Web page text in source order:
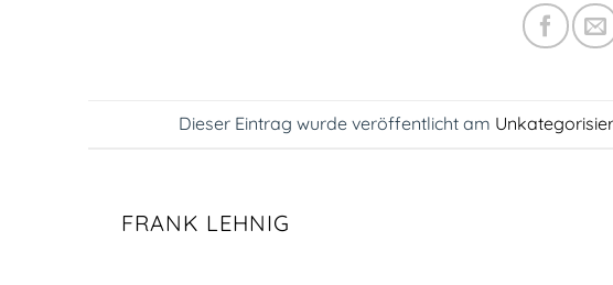
Dieser Eintrag wurde veröffentlicht am
FRANK LEHNIG